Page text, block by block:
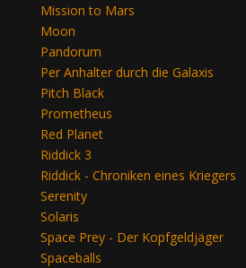
Mission to Mars
Moon
Pandorum
Per Anhalter durch die Galaxis
Pitch Black
Prometheus
Red Planet
Riddick 3
Riddick - Chroniken eines Kriegers
Serenity
Solaris
Space Prey - Der Kopfgeldjäger
Spaceballs